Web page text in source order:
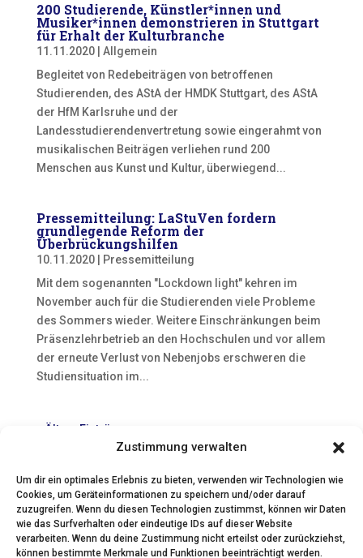
Zustimmung verwalten
Um dir ein optimales Erlebnis zu bieten, verwenden wir Technologien wie
Cookies, um Geräteinformationen zu speichern und/oder darauf
zuzugreifen. Wenn du diesen Technologien zustimmst, können wir Daten
wie das Surfverhalten oder eindeutige IDs auf dieser Website
verarbeiten. Wenn du deine Zustimmung nicht erteilst oder zurückziehst,
können bestimmte Merkmale und Funktionen beeinträchtigt werden.
200 Studierende, Künstler*innen und
Musiker*innen demonstrieren in Stuttgart
für Erhalt der Kulturbranche
11.11.2020| Allgemein
Begleitet von Redebeiträgen von betroffenen
Studierenden, des AStA der HMDK Stuttgart, des AStA
der HfM Karlsruhe und der
Landesstudierendenvertretung sowie eingerahmt von
musikalischen Beiträgen verliehen rund 200
Menschen aus Kunst und Kultur, überwiegend...
Pressemitteilung: LaStuVen fordern
grundlegende Reform der
Überbrückungshilfen
10.11.2020|
Pressemitteilung
Mit dem sogenannten "Lockdown light" kehren im
November auch für die Studierenden viele Probleme
des Sommers wieder. Weitere Einschränkungen beim
Präsenzlehrbetrieb an den Hochschulen und vor allem
der erneute Verlust von Nebenjobs erschweren die
Studiensituation im...
« Ältere Einträge
© 2024 Landesstudierendenvertretung Baden-